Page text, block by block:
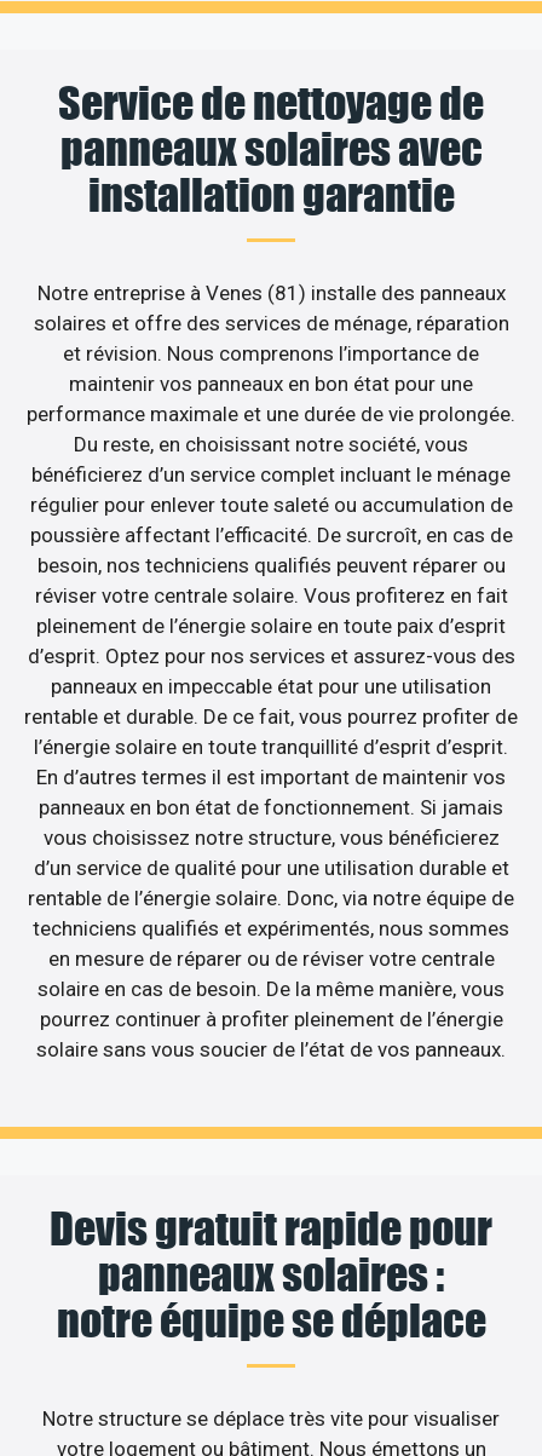
Service de nettoyage de
panneaux solaires avec
installation garantie
Notre entreprise à Venes (81) installe des panneaux
solaires et offre des services de ménage, réparation
et révision. Nous comprenons l’importance de
maintenir vos panneaux en bon état pour une
performance maximale et une durée de vie prolongée.
Du reste, en choisissant notre société, vous
bénéficierez d’un service complet incluant le ménage
régulier pour enlever toute saleté ou accumulation de
poussière affectant l’efficacité. De surcroît, en cas de
besoin, nos techniciens qualifiés peuvent réparer ou
réviser votre centrale solaire. Vous profiterez en fait
pleinement de l’énergie solaire en toute paix d’esprit
d’esprit. Optez pour nos services et assurez-vous des
panneaux en impeccable état pour une utilisation
rentable et durable. De ce fait, vous pourrez profiter de
l’énergie solaire en toute tranquillité d’esprit d’esprit.
En d’autres termes il est important de maintenir vos
panneaux en bon état de fonctionnement. Si jamais
vous choisissez notre structure, vous bénéficierez
d’un service de qualité pour une utilisation durable et
rentable de l’énergie solaire. Donc, via notre équipe de
techniciens qualifiés et expérimentés, nous sommes
en mesure de réparer ou de réviser votre centrale
solaire en cas de besoin. De la même manière, vous
pourrez continuer à profiter pleinement de l’énergie
solaire sans vous soucier de l’état de vos panneaux.
Devis gratuit rapide pour
panneaux solaires :
notre équipe se déplace
Notre structure se déplace très vite pour visualiser
votre logement ou bâtiment. Nous émettons un